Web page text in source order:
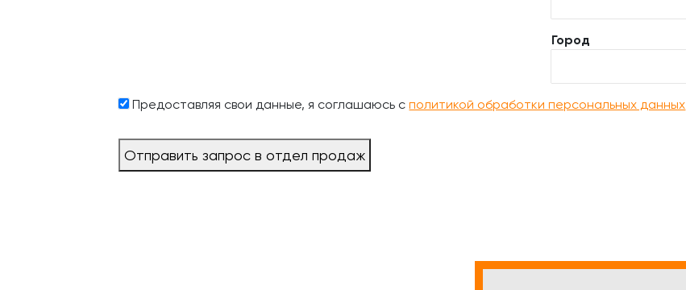
Город
Предоставляя свои данные, я соглашаюсь сполитикой обработки персональных данных
Отправить запрос в отдел продаж